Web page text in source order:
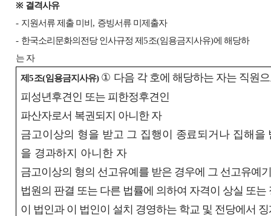
※ 결격사유
- 지원서류 제출 미비 , 증빙서류 미제출자
- 한국소리문화의전당 인사규정 제 5조(임용금지사유)에 해당하
는 자
제 5조(임용금지사유) ① 다음 각 호에 해당하는 자는 직원
피성년후견인 또는 피한정후견인
파산자로서 복권되지 아니한 자
금고이상의 형을 받고 그 집행이 종료되거나 집해
을 경과하지 아니한 자
금고이상의 형의 선고유예를 받은 경우에 그 선고유예
법원의 판결 또는 다른 법률에 의하여 자격이 상실 또는
이 법인과 이 법인이 설치 경영하는 학교 및 전당에서